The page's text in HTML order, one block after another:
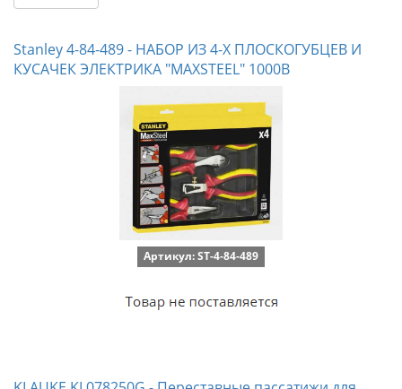
Stanley 4-84-489 - НАБОР ИЗ 4-Х ПЛОСКОГУБЦЕВ И
КУСАЧЕК ЭЛЕКТРИКА "MAXSTEEL" 1000В
Артикул: ST-4-84-489